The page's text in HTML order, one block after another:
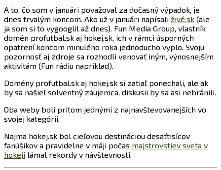
A to, čo som v januári považoval za dočasný výpadok, je
dnes trvalým koncom. Ako už v januári napísali živé.sk (ale
ja som si to vygooglil až dnes). Fun Media Group, vlastník
domén profutbal.sk aj hokej.sk, ich v rámci úsporných
opatrení koncom minulého roka jednoducho vyplo. Svoju
pozornosť aj zdroje sa rozhodli venovať iným, výnosnejším
aktivitám (Fun rádiu napríklad).
Domény profutbal.sk aj hokej.sk si zatiaľ ponechali, ale ak
by sa našiel solventný záujemca, diskusii by sa asi nebránili.
Oba weby boli pritom jednými z najnavštevovanejších vo
svojej kategórii.
Najmä hokej.sk bol cieľovou destináciou desaťtisícov
fanúšikov a pravidelne v máji počas majstrovstiev sveta v
hokeji lámal rekordy v návštevnosti.